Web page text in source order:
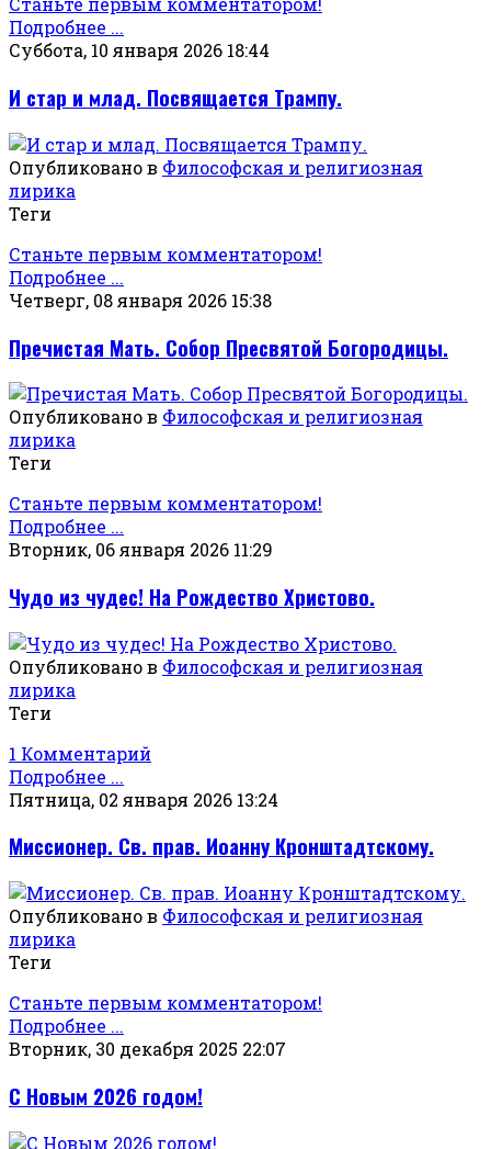
Подробнее ...
Суббота, 10 января 2026 18:44
И стар и млад. Посвящается Трампу.
Опубликовано в Философская и религиозная
лирика
Теги
Станьте первым комментатором!
Подробнее ...
Четверг, 08 января 2026 15:38
Пречистая Мать. Собор Пресвятой Богородицы.
Опубликовано в Философская и религиозная
лирика
Теги
Станьте первым комментатором!
Подробнее ...
Вторник, 06 января 2026 11:29
Чудо из чудес! На Рождество Христово.
Опубликовано в Философская и религиозная
лирика
Теги
1 Комментарий
Подробнее ...
Пятница, 02 января 2026 13:24
Миссионер. Св. прав. Иоанну Кронштадтскому.
Опубликовано в Философская и религиозная
лирика
Теги
Станьте первым комментатором!
Подробнее ...
Вторник, 30 декабря 2025 22:07
С Новым 2026 годом!